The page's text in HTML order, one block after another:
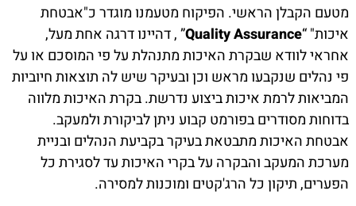
מטעם הקבלן הראשי. הפיקוח מטעמנו מוגדר כ"אבטחת
איכות" “Quality Assurance” , דהיינו דרגה אחת מעל,
אחראי לוודא שבקרת האיכות מתנהלת על פי המוסכם או על
פי נהלים שנקבעו מראש וכן ובעיקר שיש לה תוצאות חיוביות
המביאות לרמת איכות ביצוע נדרשת. בקרת האיכות מלווה
בדוחות מסודרים בפורמט קבוע ניתן לביקורת ולמעקב.
אבטחת האיכות מתבטאת בעיקר בקביעת הנהלים ובניית
מערכת המעקב והבקרה על בקרי האיכות עד לסגירת כל
הפערים, תיקון כל הרג'קטים ומוכנות למסירה.